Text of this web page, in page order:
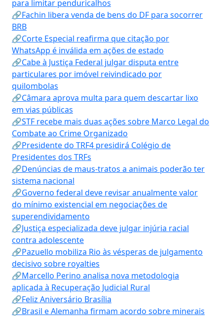
para limitar penduricalhos
🔗Fachin libera venda de bens do DF para socorrer
BRB
🔗Corte Especial reafirma que citação por
WhatsApp é inválida em ações de estado
🔗Cabe à Justiça Federal julgar disputa entre
particulares por imóvel reivindicado por
quilombolas
🔗Câmara aprova multa para quem descartar lixo
em vias públicas
🔗STF recebe mais duas ações sobre Marco Legal do
Combate ao Crime Organizado
🔗Presidente do TRF4 presidirá Colégio de
Presidentes dos TRFs
🔗Denúncias de maus-tratos a animais poderão ter
sistema nacional
🔗Governo federal deve revisar anualmente valor
do mínimo existencial em negociações de
superendividamento
🔗Justiça especializada deve julgar injúria racial
contra adolescente
🔗Pazuello mobiliza Rio às vésperas de julgamento
decisivo sobre royalties
🔗Marcello Perino analisa nova metodologia
aplicada à Recuperação Judicial Rural
🔗Feliz Aniversário Brasília
🔗Brasil e Alemanha firmam acordo sobre minerais